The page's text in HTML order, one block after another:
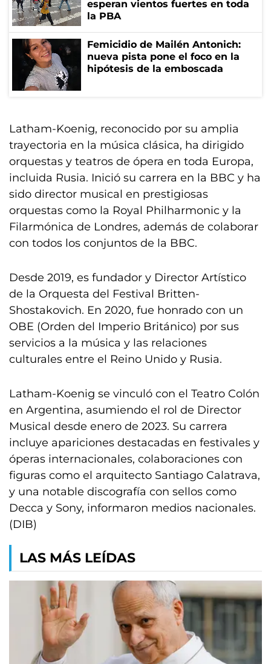
esperan vientos fuertes en toda
la PBA
Femicidio de Mailén Antonich:
nueva pista pone el foco en la
hipótesis de la emboscada
Latham-Koenig, reconocido por su amplia
trayectoria en la música clásica, ha dirigido
orquestas y teatros de ópera en toda Europa,
incluida Rusia. Inició su carrera en la BBC y ha
sido director musical en prestigiosas
orquestas como la Royal Philharmonic y la
Filarmónica de Londres, además de colaborar
con todos los conjuntos de la BBC.
Desde 2019, es fundador y Director Artístico
de la Orquesta del Festival Britten-
Shostakovich. En 2020, fue honrado con un
OBE (Orden del Imperio Británico) por sus
servicios a la música y las relaciones
culturales entre el Reino Unido y Rusia.
Latham-Koenig se vinculó con el Teatro Colón
en Argentina, asumiendo el rol de Director
Musical desde enero de 2023. Su carrera
incluye apariciones destacadas en festivales y
óperas internacionales, colaboraciones con
figuras como el arquitecto Santiago Calatrava,
y una notable discografía con sellos como
Decca y Sony, informaron medios nacionales.
(DIB)
LAS MÁS LEÍDAS